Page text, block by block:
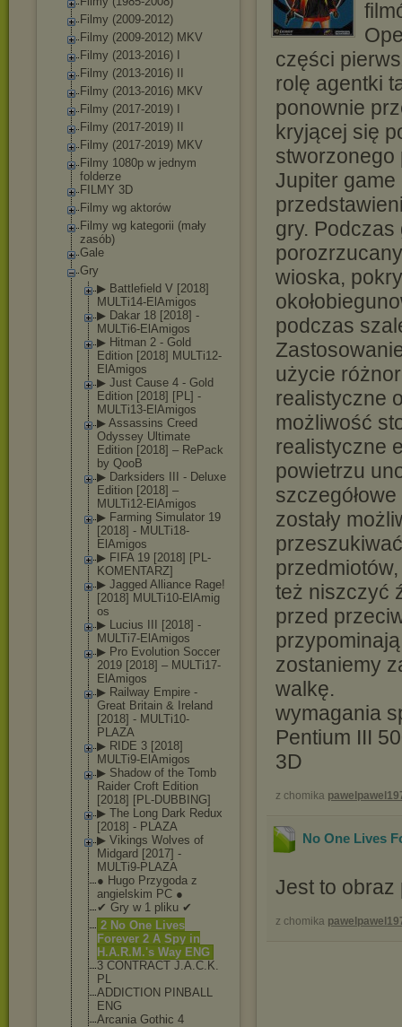
Filmy (2009-2012)
Filmy (2009-2012) MKV
Filmy (2013-2016) I
Filmy (2013-2016) II
Filmy (2013-2016) MKV
Filmy (2017-2019) I
Filmy (2017-2019) II
Filmy (2017-2019) MKV
Filmy 1080p w jednym
folderze
FILMY 3D
Filmy wg aktorów
Filmy wg kategorii (mały
zasób)
Gale
Gry
▶ Battlefield V [2018]
MULTi14-ElAmigos
▶ Dakar 18 [2018] -
MULTi6-ElAmigos
▶ Hitman 2 - Gold
Edition [2018] MULTi12-
ElAmigos
▶ Just Cause 4 - Gold
Edition [2018] [PL] -
MULTi13-ElAmigos
▶ Assassins Creed
Odyssey Ultimate
Edition [2018] – RePack
by QooB
▶ Darksiders III - Deluxe
Edition [2018] –
MULTi12-ElAmigos
▶ Farming Simulator 19
[2018] - MULTi18-
ElAmigos
▶ FIFA 19 [2018] [PL-
KOMENTARZ]
▶ Jagged Alliance Rage!
[2018] MULTi10-ElAmig
os
▶ Lucius III [2018] -
MULTi7-ElAmigos
▶ Pro Evolution Soccer
2019 [2018] – MULTi17-
ElAmigos
▶ Railway Empire -
Great Britain & Ireland
[2018] - MULTi10-
PLAZA
▶ RIDE 3 [2018]
MULTi9-ElAmigos
▶ Shadow of the Tomb
Raider Croft Edition
[2018] [PL-DUBBING]
▶ The Long Dark Redux
[2018] - PLAZA
▶ Vikings Wolves of
Midgard [2017] -
MULTi9-PLAZA
● Hugo Przygoda z
angielskim PC ●
✔ Gry w 1 pliku ✔
2 No One Lives
Forever 2 A Spy in
H.A.R.M.'s Way ENG
3 CONTRACT J.A.C.K.
PL
ADDICTION PINBALL
ENG
Arcania Gothic 4
części
rolę agentki
ponownie
kryjącej się
stworzonego
Jupiter game
gry.
wioska,
podczas
użycie
realistyczne
możliwość
realistyczne
powietrzu
zostały
też niszczyć
przed
zostaniemy
walkę.
wymagania
Pentium III
3D
z chomika
No One Lives
Jest to obraz
z chomika